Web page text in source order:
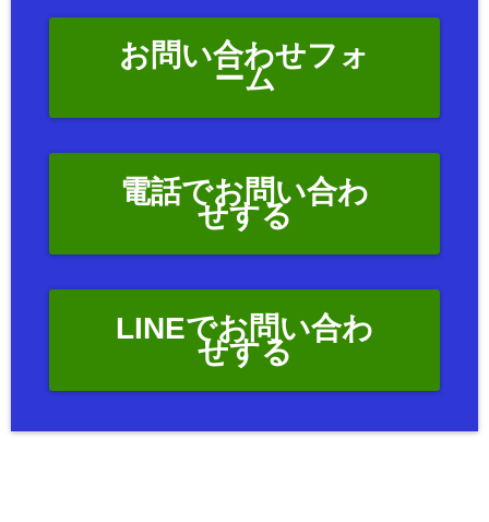
お問い合わせフォ
ーム
電話でお問い合わ
せする
LINEでお問い合わ
せする